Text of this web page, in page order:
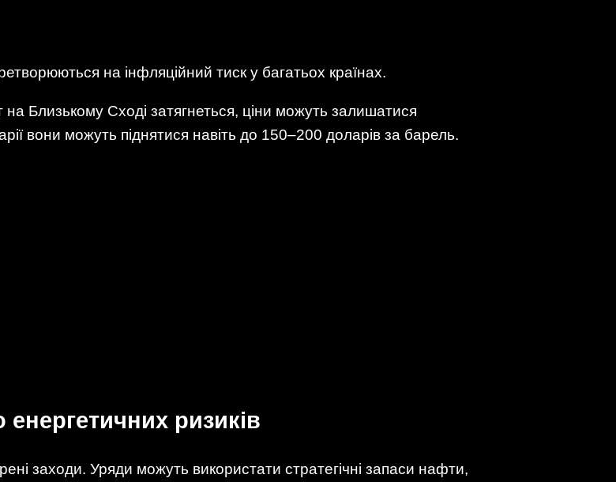
на інфляційний тиск у багатьох країнах.
Близькому Сході затягнеться, ціни можуть залишатися
вони можуть піднятися навіть до 150–200 доларів за барель.
енергетичних ризиків
заходи. Уряди можуть використати стратегічні запаси нафти,